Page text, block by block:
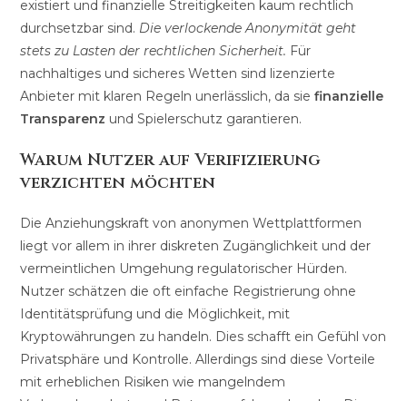
existiert und finanzielle Streitigkeiten kaum rechtlich
durchsetzbar sind. Die verlockende Anonymität geht
stets zu Lasten der rechtlichen Sicherheit. Für
nachhaltiges und sicheres Wetten sind lizenzierte
Anbieter mit klaren Regeln unerlässlich, da siefinanzielle
Transparenz und Spielerschutz garantieren.
Warum Nutzer auf Verifizierung
verzichten möchten
Die Anziehungskraft von anonymen Wettplattformen
liegt vor allem in ihrer diskreten Zugänglichkeit und der
vermeintlichen Umgehung regulatorischer Hürden.
Nutzer schätzen die oft einfache Registrierung ohne
Identitätsprüfung und die Möglichkeit, mit
Kryptowährungen zu handeln. Dies schafft ein Gefühl von
Privatsphäre und Kontrolle. Allerdings sind diese Vorteile
mit erheblichen Risiken wie mangelndem